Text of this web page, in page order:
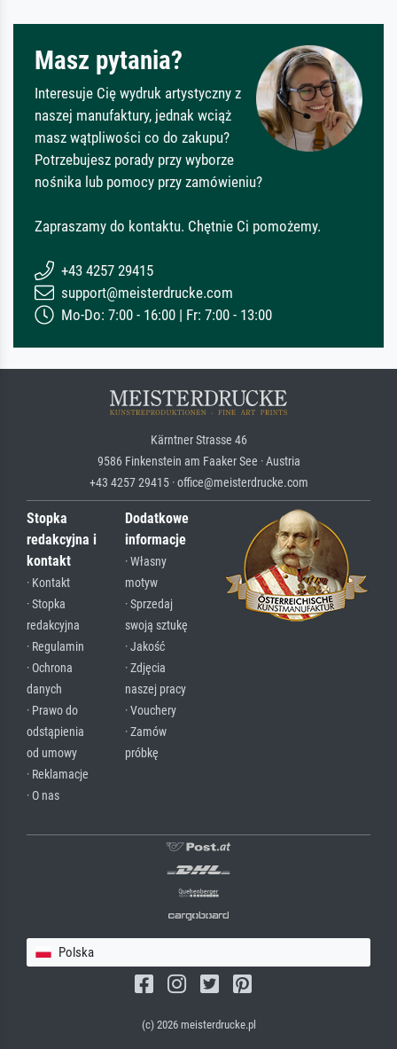
Masz pytania?
Interesuje Cię wydruk artystyczny z
naszej manufaktury, jednak wciąż
masz wątpliwości co do zakupu?
Potrzebujesz porady przy wyborze
nośnika lub pomocy przy zamówieniu?
Zapraszamy do kontaktu. Chętnie Ci pomożemy.
+43 4257 29415
support@meisterdrucke.com
Mo-Do: 7:00 - 16:00 | Fr: 7:00 - 13:00
Kärntner Strasse 46
9586 Finkenstein am Faaker See · Austria
+43 4257 29415 · office@meisterdrucke.com
Stopka
redakcyjna i
kontakt
· Kontakt
· Stopka
redakcyjna
· Regulamin
· Ochrona
danych
· Prawo do
odstąpienia
od umowy
· Reklamacje
· O nas
Dodatkowe
informacje
· Własny
motyw
· Sprzedaj
swoją sztukę
· Jakość
· Zdjęcia
naszej pracy
· Vouchery
· Zamów
próbkę
Polska
(c) 2026 meisterdrucke.pl